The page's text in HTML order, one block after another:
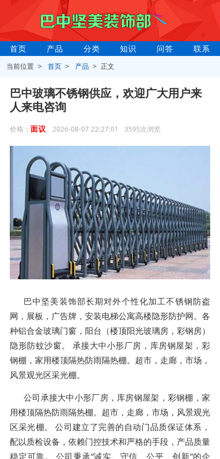
首页 产品 分类 知识 问答 联系
当前位置 >首页 > 产品 > 正文
巴中玻璃不锈钢供应，欢迎广大用户来
人来电咨询
价格： 面议 2026-08-07 22:27:01 3595次浏览
巴中坚美装饰部长期对外个性化加工不锈钢防盗
网，展板，广告牌，安装电梯公寓高楼隐形防护网。各
种铝合金玻璃门窗，阳台（楼顶阳光玻璃房，彩钢房）
隐形防蚊沙窗。 承接大中小形厂房，库房钢屋架，彩
钢棚，家用楼顶隔热防雨隔热棚。超市，走廊，市场，
风景观光区采光棚。
公司承接大中小形厂房，库房钢屋架，彩钢棚，家
用楼顶隔热防雨隔热棚。超市，走廊，市场，风景观光
区采光棚。 公司建立了完善的自动门品质保证体系，
配以质检设备，依赖门控技术和严格的手段，产品质量
稳定可靠。 公司秉承“诚实、守信、公平、创新”的企